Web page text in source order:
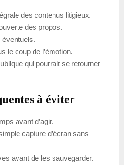
des contenus litigieux.
des propos.
éventuels.
le coup de l’émotion.
qui pourrait se retourner
à éviter
avant d’agir.
capture d’écran sans
avant de les sauvegarder.